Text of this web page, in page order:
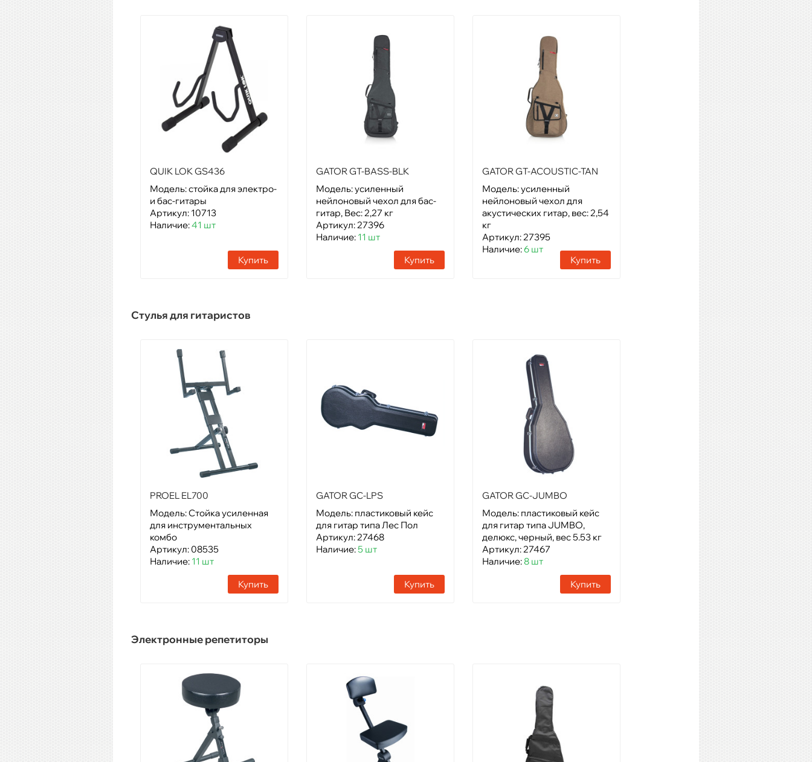
QUIK LOK GS436
Модель: стойка для электро-
и бас-гитары
Артикул: 10713
Наличие:41 шт
Купить
GATOR GT-BASS-BLK
Модель: усиленный
нейлоновый чехол для бас-
гитар, Вес: 2,27 кг
Артикул: 27396
Наличие: 11 шт
Купить
GATOR GT-ACOUSTIC-TAN
Модель: усиленный
нейлоновый чехол для
акустических гитар, вес: 2,54
кг
Артикул: 27395
Наличие:6 шт
Купить
Стулья для гитаристов
PROEL EL700
Модель: Стойка усиленная
для инструментальных
комбо
Артикул: 08535
Наличие: 11 шт
Купить
GATOR GC-LPS
Модель: пластиковый кейс
для гитар типа Лес Пол
Артикул: 27468
Наличие:5 шт
Купить
GATOR GC-JUMBO
Модель: пластиковый кейс
для гитар типа JUMBO,
делюкс, черный, вес 5.53 кг
Артикул: 27467
Наличие:8 шт
Купить
Электронные репетиторы